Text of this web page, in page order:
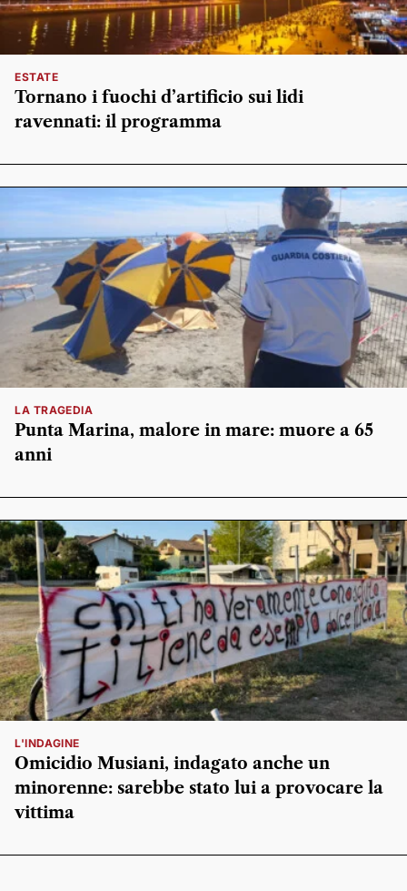
ESTATE
Tornano i fuochi d’artificio sui lidi
ravennati: il programma
LA TRAGEDIA
Punta Marina, malore in mare: muore a 65
anni
L'INDAGINE
Omicidio Musiani, indagato anche un
minorenne: sarebbe stato lui a provocare la
vittima